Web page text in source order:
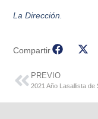
La Dirección.
Compartir
PREVIO